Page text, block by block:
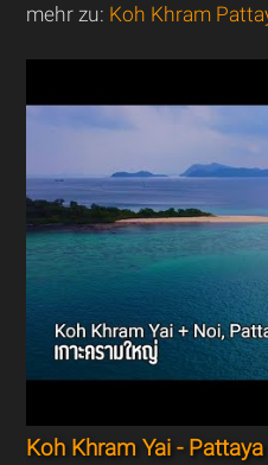
mehr zu: Koh Khram
Koh Khram Yai - Pattaya